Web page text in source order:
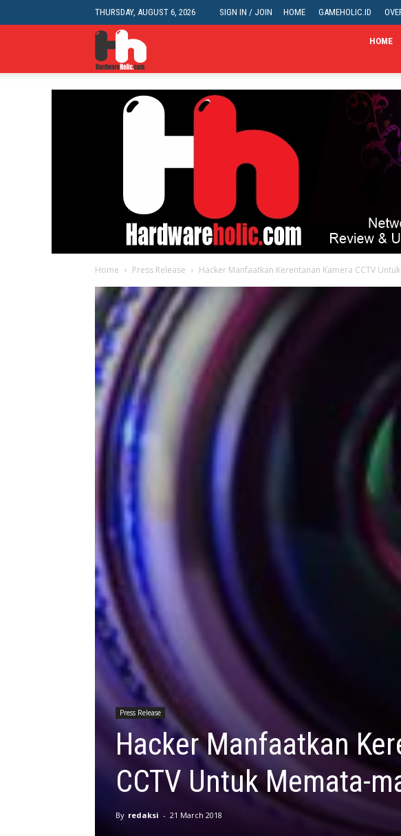
THURSDAY, AUGUST 6, 2026 SIGN IN / JOIN HOME GAMEHOLIC.ID
HardwareHolic.com
HOME
Home Press Release Hacker Manfaatkan Kerentanan Kamera CCTV
Press Release
Hacker Manfaatkan
CCTV Untuk Memata-
By redaksi - 21 March 2018